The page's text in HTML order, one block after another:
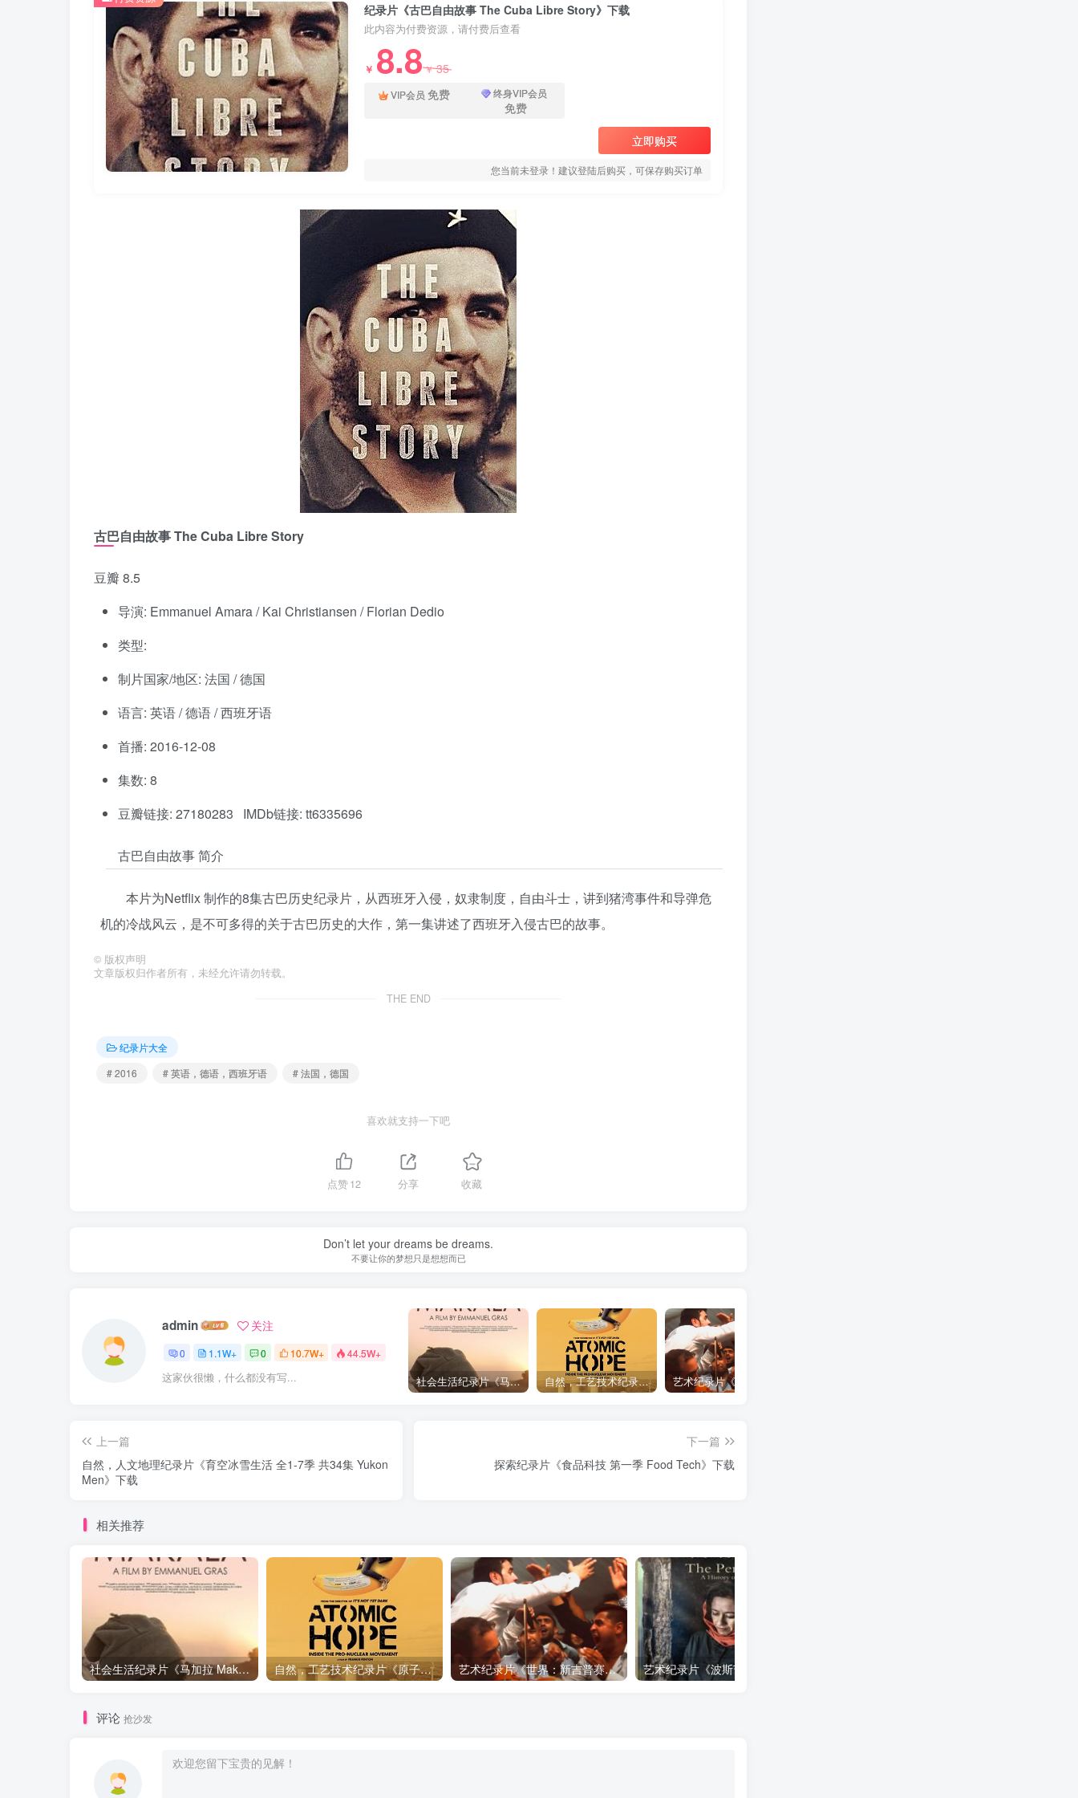
纪录片《古巴自由故事 The Cuba Libre Story》下载
此内容为付费资源，请付费后查看
￥ 8.8￥35
VIP会员 免费 终身VIP会员
免费
立即购买
您当前未登录！建议登陆后购买，可保存购买订单
古巴自由故事 The Cuba Libre Story
豆瓣 8.5
导演: Emmanuel Amara / Kai Christiansen / Florian Dedio
类型:
制片国家/地区: 法国 / 德国
语言: 英语 / 德语 / 西班牙语
首播: 2016-12-08
集数: 8
豆瓣链接: 27180283 IMDb链接: tt6335696
古巴自由故事 简介
本片为Netflix 制作的8集古巴历史纪录片，从西班牙入侵，奴隶制度，自由斗士，讲到猪湾事件和导弹危
机的冷战风云，是不可多得的关于古巴历史的大作，第一集讲述了西班牙入侵古巴的故事。
© 版权声明
文章版权归作者所有，未经允许请勿转载。
THE END
纪录片大全
# 2016
# 英语，德语，西班牙语 # 法国，德国
喜欢就支持一下吧
点赞12 分享 收藏
Don’t let your dreams be dreams.
不要让你的梦想只是想想而已
admin 关注
0 1.1W+ 0 10.7W+ 44.5W+
这家伙很懒，什么都没有写... 社会生活纪录片《马加拉 Makala》下载 自然，工艺技术纪录片《原子能的希望 Atomic Hope – Inside the Pro-Nuclear Movement》下载
上一篇
自然，人文地理纪录片《育空冰雪生活 全1-7季 共34集 Yukon
Men》下载
下一篇
探索纪录片《食品科技 第一季 Food Tech》下载
相关推荐
社会生活纪录片《马加拉 Makala》下载 自然，工艺技术纪录片《原子能的希望 Atomic Hope – Inside the Pro-Nuclear Movement》下载 艺术纪录片《世界：新吉普赛之王 This World: The New Gypsy Kings》下载
评论 抢沙发